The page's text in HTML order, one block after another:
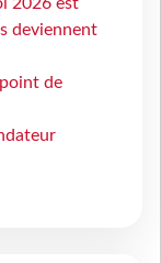
2026 est
deviennent
de